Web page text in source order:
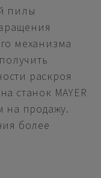
пилы
механизма
раскроя
станок MAYER
на продажу.
более